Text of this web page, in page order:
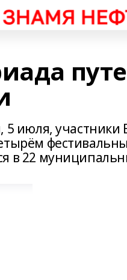
5 июля,
в 22